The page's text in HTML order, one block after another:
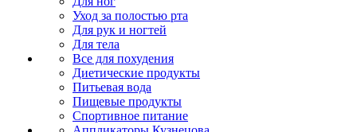
Уход за полостью рта
Для рук и ногтей
Для тела
Все для похудения
Диетические продукты
Питьевая вода
Пищевые продукты
Спортивное питание